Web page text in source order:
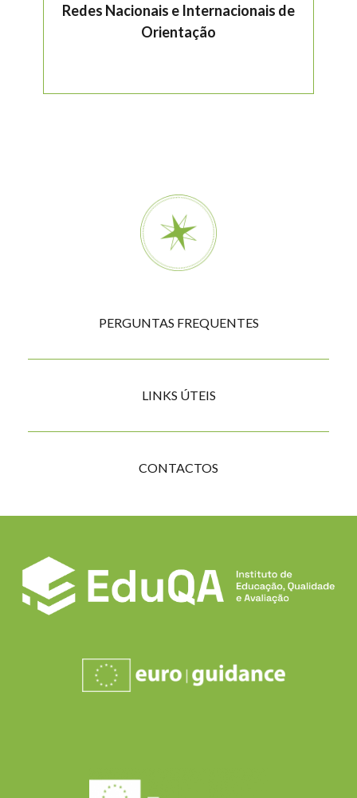
Redes Nacionais e Internacionais de
Orientação
PERGUNTAS FREQUENTES
LINKS ÚTEIS
CONTACTOS